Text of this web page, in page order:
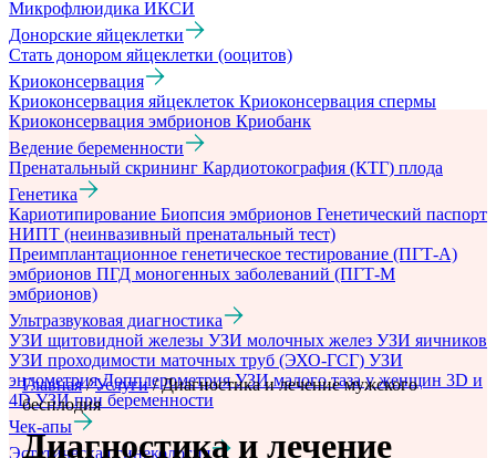
Микрофлюидика ИКСИ
Донорские яйцеклетки
Стать донором яйцеклетки (ооцитов)
Криоконсервация
Криоконсервация яйцеклеток Криоконсервация спермы
Криоконсервация эмбрионов Криобанк
Ведение беременности
Пренатальный скрининг Кардиотокография (КТГ) плода
Генетика
Кариотипирование Биопсия эмбрионов Генетический паспорт
НИПТ (неинвазивный пренатальный тест)
Преимплантационное генетическое тестирование (ПГТ-А)
эмбрионов ПГД моногенных заболеваний (ПГТ-М
эмбрионов)
Ультразвуковая диагностика
УЗИ щитовидной железы УЗИ молочных желез УЗИ яичников
УЗИ проходимости маточных труб (ЭХО-ГСГ) УЗИ
эндометрияДопплерометрияУЗИ малого таза у женщин 3D и
4D УЗИ при беременности
Чек-апы
Эстетическая гинекология
Главная /Услуги /Диагностика и лечение мужского
бесплодия
Диагностика и лечение